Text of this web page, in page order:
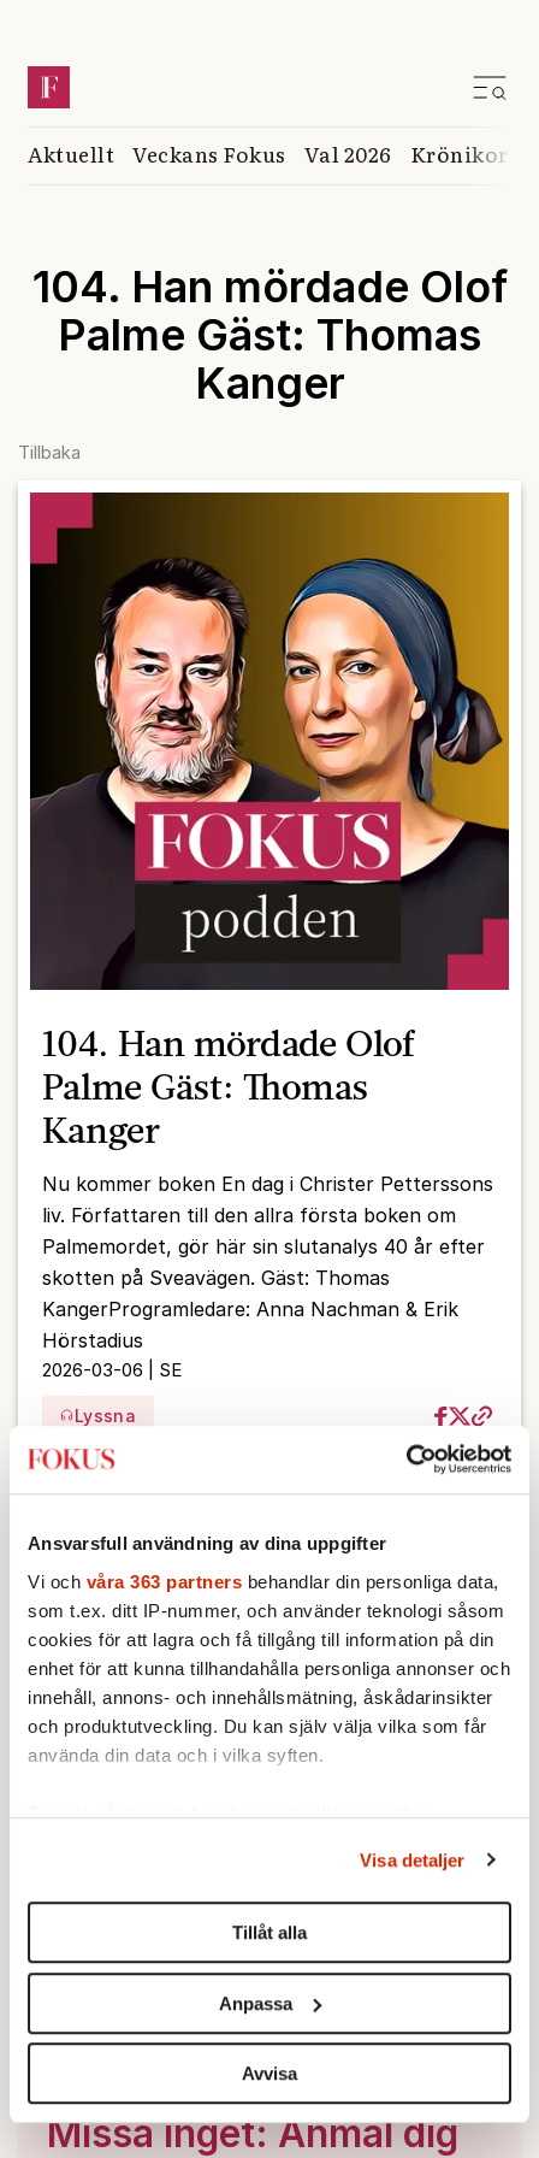
Ansvarsfull användning av dina uppgifter
Vi och våra 363 partners behandlar din personliga data,
som t.ex. ditt IP-nummer, och använder teknologi såsom
cookies för att lagra och få tillgång till information på din
enhet för att kunna tillhandahålla personliga annonser och
innehåll, annons- och innehållsmätning, åskådarinsikter
och produktutveckling. Du kan själv välja vilka som får
använda din data och i vilka syften.
Ta reda på mer om hur dina personliga uppgifter
Du kan ändra eller dra tillbaka ditt samtycke när som
helst från cookie-förklaringen.
Vi använder enhetsidentifierare för att anpassa innehållet
för sociala medier och analysera vår trafik. Vi
vidarebefordrar även sådana identifierare och annan
information från din enhet till de sociala medier och
annons- och analysföretag som vi samarbetar med.
Dessa kan i sin tur kombinera informationen med annan
Visa detaljer
Tillåt alla
Anpassa
Avvisa
Aktuellt Veckans Fokus Val 2026 Krönikor
104. Han mördade Olof
Palme Gäst: Thomas
Kanger
Tillbaka
104. Han mördade Olof
Palme Gäst: Thomas
Kanger
Nu kommer boken En dag i Christer Petterssons
liv. Författaren till den allra första boken om
Palmemordet, gör här sin slutanalys 40 år efter
skotten på Sveavägen. Gäst: Thomas
KangerProgramledare: Anna Nachman & Erik
Hörstadius
2026-03-06 | SE
Lyssna
Missa inget: Anmäl dig